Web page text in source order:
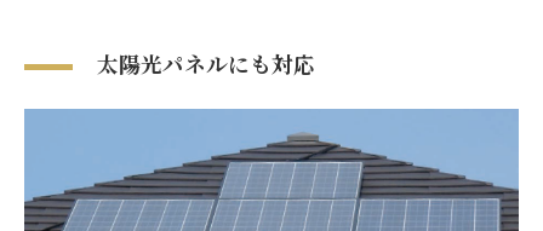
太陽光パネルにも対応